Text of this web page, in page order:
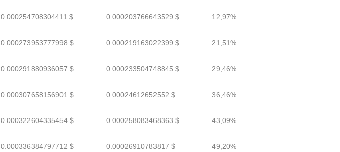
0.000254708304411 $ 0.000203766643529 $ 12,97%
0.000273953777998 $ 0.000219163022399 $ 21,51%
0.000291880936057 $ 0.000233504748845 $ 29,46%
0.000307658156901 $ 0.00024612652552 $ 36,46%
0.000322604335454 $ 0.000258083468363 $ 43,09%
0.000336384797712 $ 0.00026910783817 $ 49,20%